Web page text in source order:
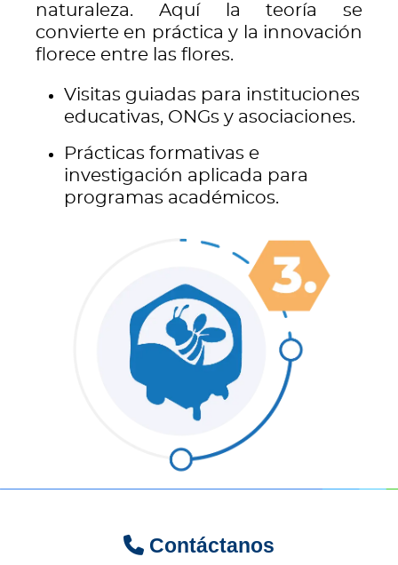
naturaleza. Aquí la teoría se
convierte en práctica y la innovación
florece entre las flores.
Visitas guiadas para instituciones
educativas, ONGs y asociaciones.
Prácticas formativas e
investigación aplicada para
programas académicos.
Contáctanos